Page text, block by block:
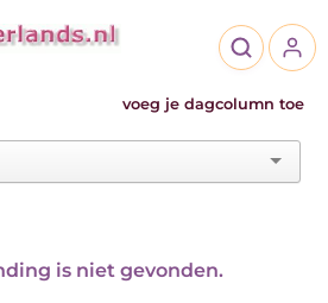
voeg je dagcolumn toe
is niet gevonden.